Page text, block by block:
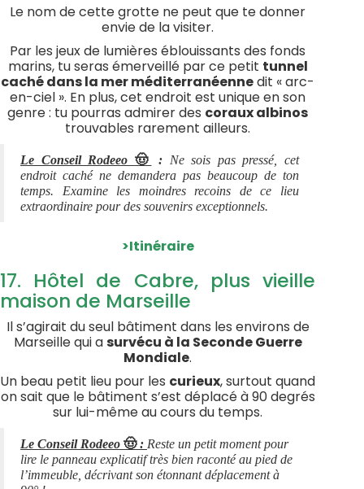
Le nom de cette grotte ne peut que te donner
envie de la visiter.
Par les jeux de lumières éblouissants des fonds
marins, tu seras émerveillé par ce petit tunnel
caché dans la mer méditerranéennedit « arc-
en-ciel ». En plus, cet endroit est unique en son
genre : tu pourras admirer des coraux albinos
trouvables rarement ailleurs.
Le Conseil Rodeeo 🤠 : Ne sois pas pressé, cet
endroit caché ne demandera pas beaucoup de ton
temps. Examine les moindres recoins de ce lieu
extraordinaire pour des souvenirs exceptionnels.
>Itinéraire
17. Hôtel de Cabre, plus vieille
maison de Marseille
Il s’agirait du seul bâtiment dans les environs de
Marseille qui asurvécu à la Seconde Guerre
Mondiale.
Un beau petit lieu pour les curieux, surtout quand
on sait que le bâtiment s’est déplacé à 90 degrés
sur lui-même au cours du temps.
Le Conseil Rodeeo 🤠: Reste un petit moment pour
lire le panneau explicatif très bien raconté au pied de
l’immeuble, décrivant son étonnant déplacement à